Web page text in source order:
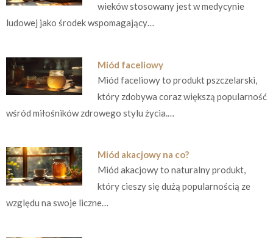
wieków stosowany jest w medycynie
ludowej jako środek wspomagający…
Miód faceliowy
Miód faceliowy to produkt pszczelarski,
który zdobywa coraz większą popularność
wśród miłośników zdrowego stylu życia.…
Miód akacjowy na co?
Miód akacjowy to naturalny produkt,
który cieszy się dużą popularnością ze
względu na swoje liczne…